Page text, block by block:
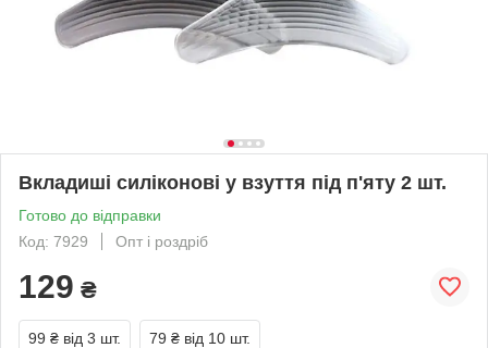
Вкладиші силіконові у взуття під п'яту 2 шт.
Готово до відправки
Код: 7929
Опт і роздріб
129 ₴
99 ₴ від 3 шт. 79 ₴ від 10 шт.